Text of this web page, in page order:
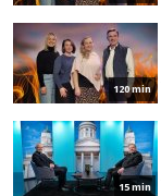
120 min
15 min